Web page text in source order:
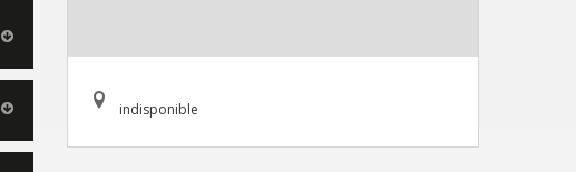
indisponible